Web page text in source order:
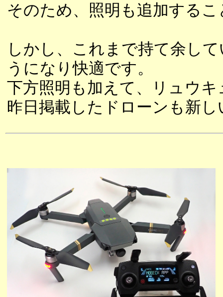
そのため、照明も追加する
しかし、これまで持て余し
うになり快適です。
下方照明も加えて、リュウ
昨日掲載したドローンも新